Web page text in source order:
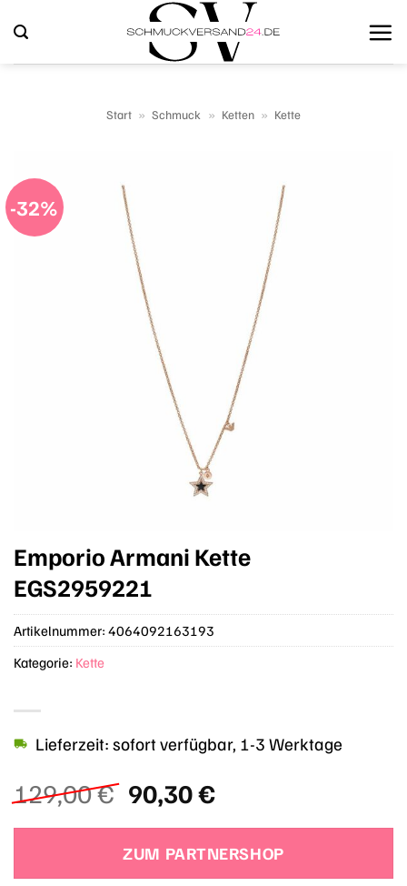
Inhalt
springen
Start » Schmuck » Ketten » Kette
-32%
Emporio Armani Kette
EGS2959221
129,00€ Ursprünglicher
Preis
war:
129,00 €
90,30€Aktueller
ist:
90,30 €.
Lieferzeit: sofort verfügbar, 1-3 Werktage
ZUM PARTNERSHOP
Artikelnummer: 4064092163193
Kategorie: Kette